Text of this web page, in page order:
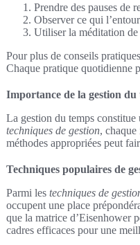
Prendre des pauses de
Observer ce qui
Utiliser la méditation
Pour plus de conseils
Chaque pratique quotidienne
Importance de la gestion du
La gestion du temps constitue
techniques de gestion,
méthodes appropriées peut
Techniques populaires de
Parmi les techniques de
occupent une place
que la matrice d’Eisenhower
cadres efficaces pour une